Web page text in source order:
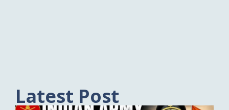
Latest Post